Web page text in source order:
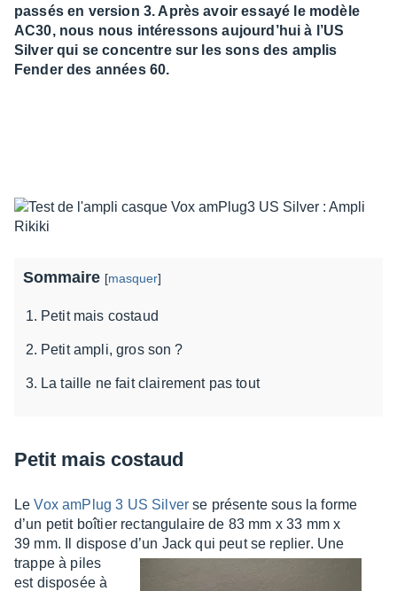
passés en version 3. Après avoir essayé le modèle
AC30, nous nous intéressons aujourd’hui à l’US
Silver qui se concentre sur les sons des amplis
Fender des années 60.
Sommaire [masquer]
Petit mais costaud
Petit ampli, gros son ?
La taille ne fait clairement pas tout
Petit mais costaud
LeVox amPlug 3 US Silver se présente sous la forme
d’un petit boîtier rectan­gu­laire de 83 mm x 33 mm x
39 mm. Il dispose d’un Jack qui peut se replier. Une
trappe à piles
est dispo­sée à